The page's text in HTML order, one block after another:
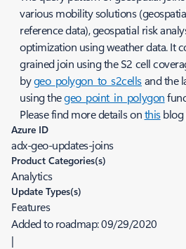
various mobility solutions
reference data), geospatial risk
optimization using weather data. It
grained join using the S2 cell
bygeo_polygon_to_s2cellsand the
using thegeo_point_in_polygon
Please find more details onthisblog
Azure ID
adx-geo-updates-joins
Product Categories(s)
Analytics
Update Types(s)
Features
Added to roadmap:09/29/2020
|